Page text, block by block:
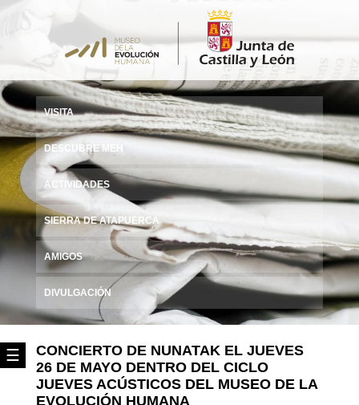
☰
VISITA
DESCUBRE MEH
ACTIVIDADES
SIERRA DE ATAPUERCA
AMIGOS
DIVULGACIÓN
CONCIERTO DE NUNATAK EL JUEVES
26 DE MAYO DENTRO DEL CICLO
JUEVES ACÚSTICOS DEL MUSEO DE LA
EVOLUCIÓN HUMANA